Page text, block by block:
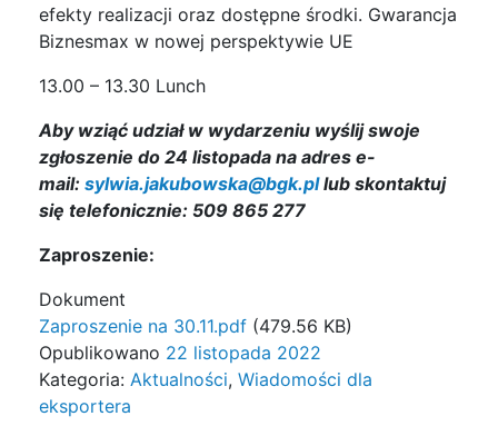
efekty realizacji oraz dostępne środki. Gwarancja
Biznesmax w nowej perspektywie UE
13.00 – 13.30 Lunch
Aby wziąć udział w wydarzeniu wyślij swoje
zgłoszenie do 24 listopada na adres e-
mail: sylwia.jakubowska@bgk.pllub skontaktuj
się telefonicznie: 509 865 277
Zaproszenie:
Dokument
Zaproszenie na 30.11.pdf (479.56 KB)
Opublikowano 22 listopada 2022
Kategoria: Aktualności, Wiadomości dla
eksportera